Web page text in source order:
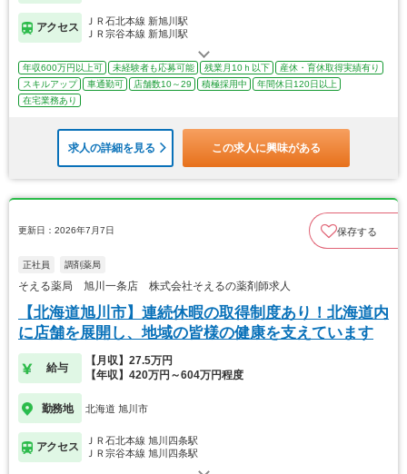
アクセス
ＪＲ石北本線 新旭川駅
ＪＲ宗谷本線 新旭川駅
年収600万円以上可 未経験者も応募可能 残業月10ｈ以下
産休・育休取得実績有り
スキルアップ
車通勤可 店舗数10～29 積極採用中
年間休日120日以上
在宅業務あり
求人の詳細を見る この求人に興味がある
更新日：2026年7月7日 保存する
正社員 調剤薬局
そえる薬局 旭川一条店 株式会社そえるの薬剤師求人
【北海道旭川市】連続休暇の取得制度あり！北海道内
に店舗を展開し、地域の皆様の健康を支えています
給与
【月収】27.5万円
【年収】420万円～604万円程度
勤務地 北海道 旭川市
アクセス
ＪＲ石北本線 旭川四条駅
ＪＲ宗谷本線 旭川四条駅